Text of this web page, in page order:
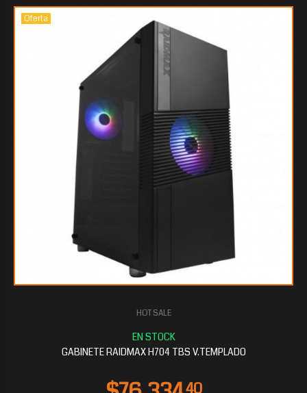
Oferta
HOT SALE
GABINETE RAIDMAX H704 TBS V.TEMPLADO
$76.334